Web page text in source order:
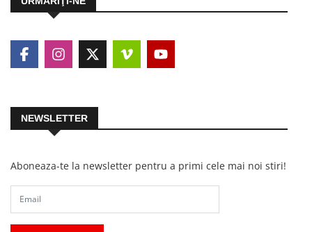
NEWSLETTER
Aboneaza-te la newsletter pentru a primi cele mai noi stiri!